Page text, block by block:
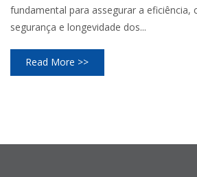
fundamental para assegurar a eficiência,
segurança e longevidade dos...
Read More >>